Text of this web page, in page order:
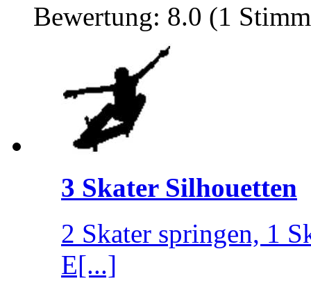
Bewertung: 8.0 (1
3 Skater Silhouetten
2 Skater springen, 1
E[...]